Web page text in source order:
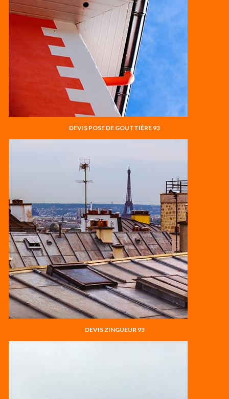
DEVIS POSE DE GOUTTIÈRE 93
DEVIS ZINGUEUR 93